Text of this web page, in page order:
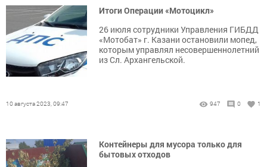
Итоги Операции «Мотоцикл»
26 июля сотрудники Управления ГИБДД
«Мотобат» г. Казани остановили мопед,
которым управлял несовершеннолетний
из Сл. Архангельской.
10 августа 2023, 09:47 947 0 1
Контейнеры для мусора только для
бытовых отходов